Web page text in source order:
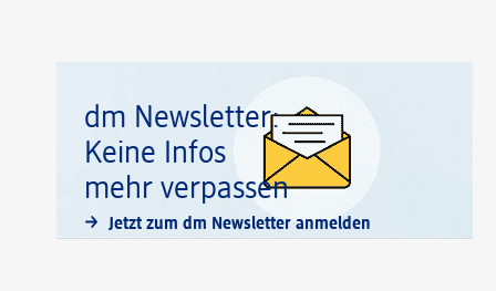
dm Newsletter:
Keine Infos
mehr verpassen
Jetzt zum dm Newsletter anmelden